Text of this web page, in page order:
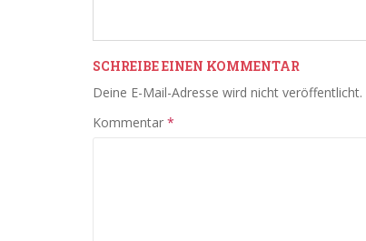
SCHREIBE EINEN KOMMENTAR
Deine E-Mail-Adresse wird nicht veröffentlicht.
Kommentar *